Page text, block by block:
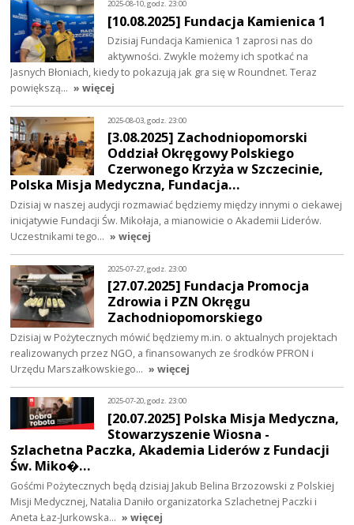
2025-08-10, godz. 23:00
[10.08.2025] Fundacja Kamienica 1
Dzisiaj Fundacja Kamienica 1 zaprosi nas do
aktywności. Zwykle możemy ich spotkać na
Jasnych Błoniach, kiedy to pokazują jak gra się w Roundnet. Teraz
powiększą… » więcej
2025-08-03, godz. 23:00
[3.08.2025] Zachodniopomorski
Oddział Okręgowy Polskiego
Czerwonego Krzyża w Szczecinie,
Polska Misja Medyczna, Fundacja…
Dzisiaj w naszej audycji rozmawiać będziemy między innymi o ciekawej
inicjatywie Fundacji Św. Mikołaja, a mianowicie o Akademii Liderów.
Uczestnikami tego… » więcej
2025-07-27, godz. 23:00
[27.07.2025] Fundacja Promocja
Zdrowia i PZN Okręgu
Zachodniopomorskiego
Dzisiaj w Pożytecznych mówić będziemy m.in. o aktualnych projektach
realizowanych przez NGO, a finansowanych ze środków PFRON i
Urzędu Marszałkowskiego… » więcej
2025-07-20, godz. 23:00
[20.07.2025] Polska Misja Medyczna,
Stowarzyszenie Wiosna -
Szlachetna Paczka, Akademia Liderów z Fundacji
Św. Miko�…
Gośćmi Pożytecznych będą dzisiaj Jakub Belina Brzozowski z Polskiej
Misji Medycznej, Natalia Daniło organizatorka Szlachetnej Paczki i
Aneta Łaz-Jurkowska… » więcej